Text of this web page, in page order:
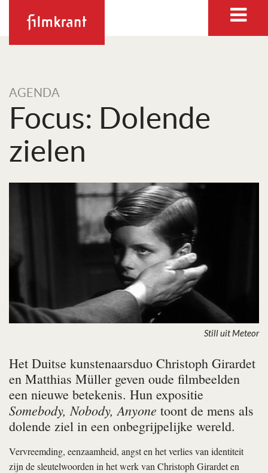
AGENDA
Focus: Dolende
zielen
Still uit Meteor
Het Duitse kunstenaarsduo Christoph Girardet
en Matthias Müller geven oude filmbeelden
een nieuwe betekenis. Hun expositie
Somebody, Nobody, Anyone toont de mens als
dolende ziel in een onbegrijpelijke wereld.
Vervreemding, eenzaamheid, angst en het verlies van identiteit
zijn de sleutelwoorden in het werk van Christoph Girardet en